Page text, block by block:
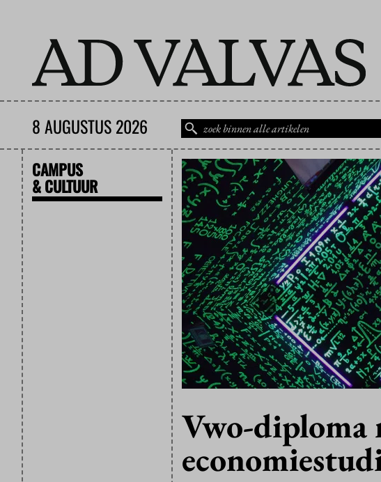
8 AUGUSTUS 2026
CAMPUS
& CULTUUR
Vwo-diploma